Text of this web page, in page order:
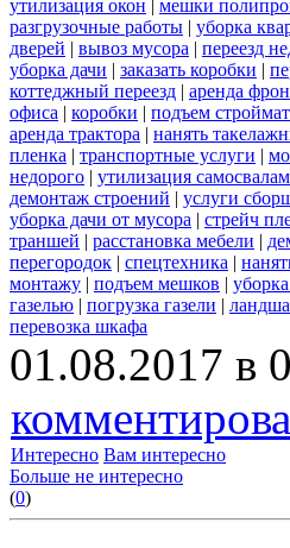
утилизация окон | мешки
разгрузочные работы | уборка
дверей | вывоз мусора | переезд
уборка дачи | заказать коробки |
коттеджный переезд | аренда
офиса | коробки | подъем
аренда трактора | нанять
пленка | транспортные услуги |
недорого | утилизация
демонтаж строений | услуги
уборка дачи от мусора | стрейч
траншей | расстановка мебели |
перегородок | спецтехника |
монтажу | подъем мешков |
газелью | погрузка газели |
перевозка шкафа
01.08.2017 в
Интересно Вам интересно
Больше не интересно
(0)